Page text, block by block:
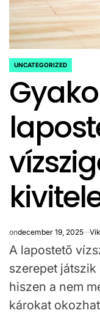
POSTED
UNCATEGORIZED
ondecember 19, 2025
A lapostető
szerepet
hiszen a nem
károkat